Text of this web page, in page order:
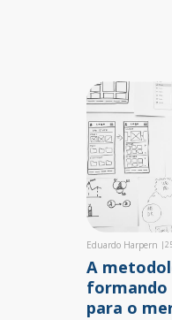
Eduardo Harpern |
A
formando
para o